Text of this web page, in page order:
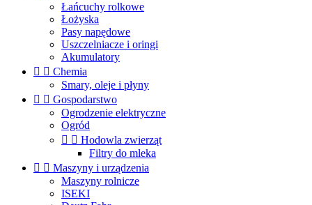
Łańcuchy rolkowe
Łożyska
Pasy napędowe
Uszczelniacze i oringi
Akumulatory
  Chemia
Smary, oleje i płyny
  Gospodarstwo
Ogrodzenie elektryczne
Ogród
  Hodowla zwierząt
Filtry do mleka
  Maszyny i urządzenia
Maszyny rolnicze
ISEKI